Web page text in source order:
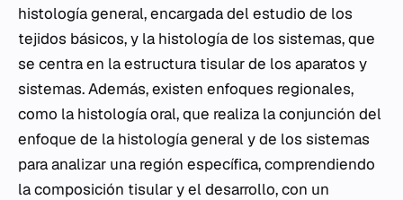
histología general, encargada del estudio de los
tejidos básicos, y la histología de los sistemas, que
se centra en la estructura tisular de los aparatos y
sistemas. Además, existen enfoques regionales,
como la histología oral, que realiza la conjunción del
enfoque de la histología general y de los sistemas
para analizar una región específica, comprendiendo
la composición tisular y el desarrollo, con un